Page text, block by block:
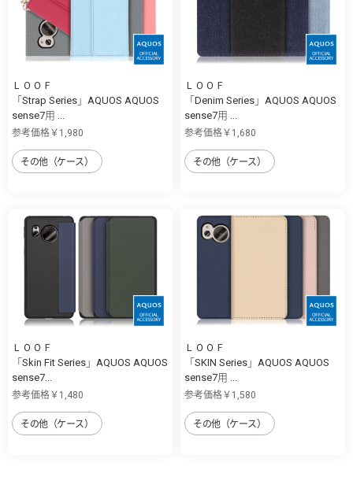
ＬＯＯＦ
「Strap Series」AQUOS AQUOS
sense7用 ...
参考価格￥1,980
その他（ケース）
ＬＯＯＦ
「Denim Series」AQUOS AQUOS
sense7用 ...
参考価格￥1,680
その他（ケース）
ＬＯＯＦ
「Skin Fit Series」AQUOS AQUOS
sense7...
参考価格￥1,480
その他（ケース）
ＬＯＯＦ
「SKIN Series」AQUOS AQUOS
sense7用 ...
参考価格￥1,580
その他（ケース）